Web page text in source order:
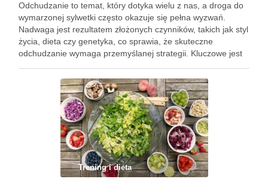
Odchudzanie to temat, który dotyka wielu z nas, a droga do
wymarzonej sylwetki często okazuje się pełna wyzwań.
Nadwaga jest rezultatem złożonych czynników, takich jak styl
życia, dieta czy genetyka, co sprawia, że skuteczne
odchudzanie wymaga przemyślanej strategii. Kluczowe jest
regularnej aktywności fizycznej, …
Trening i dieta